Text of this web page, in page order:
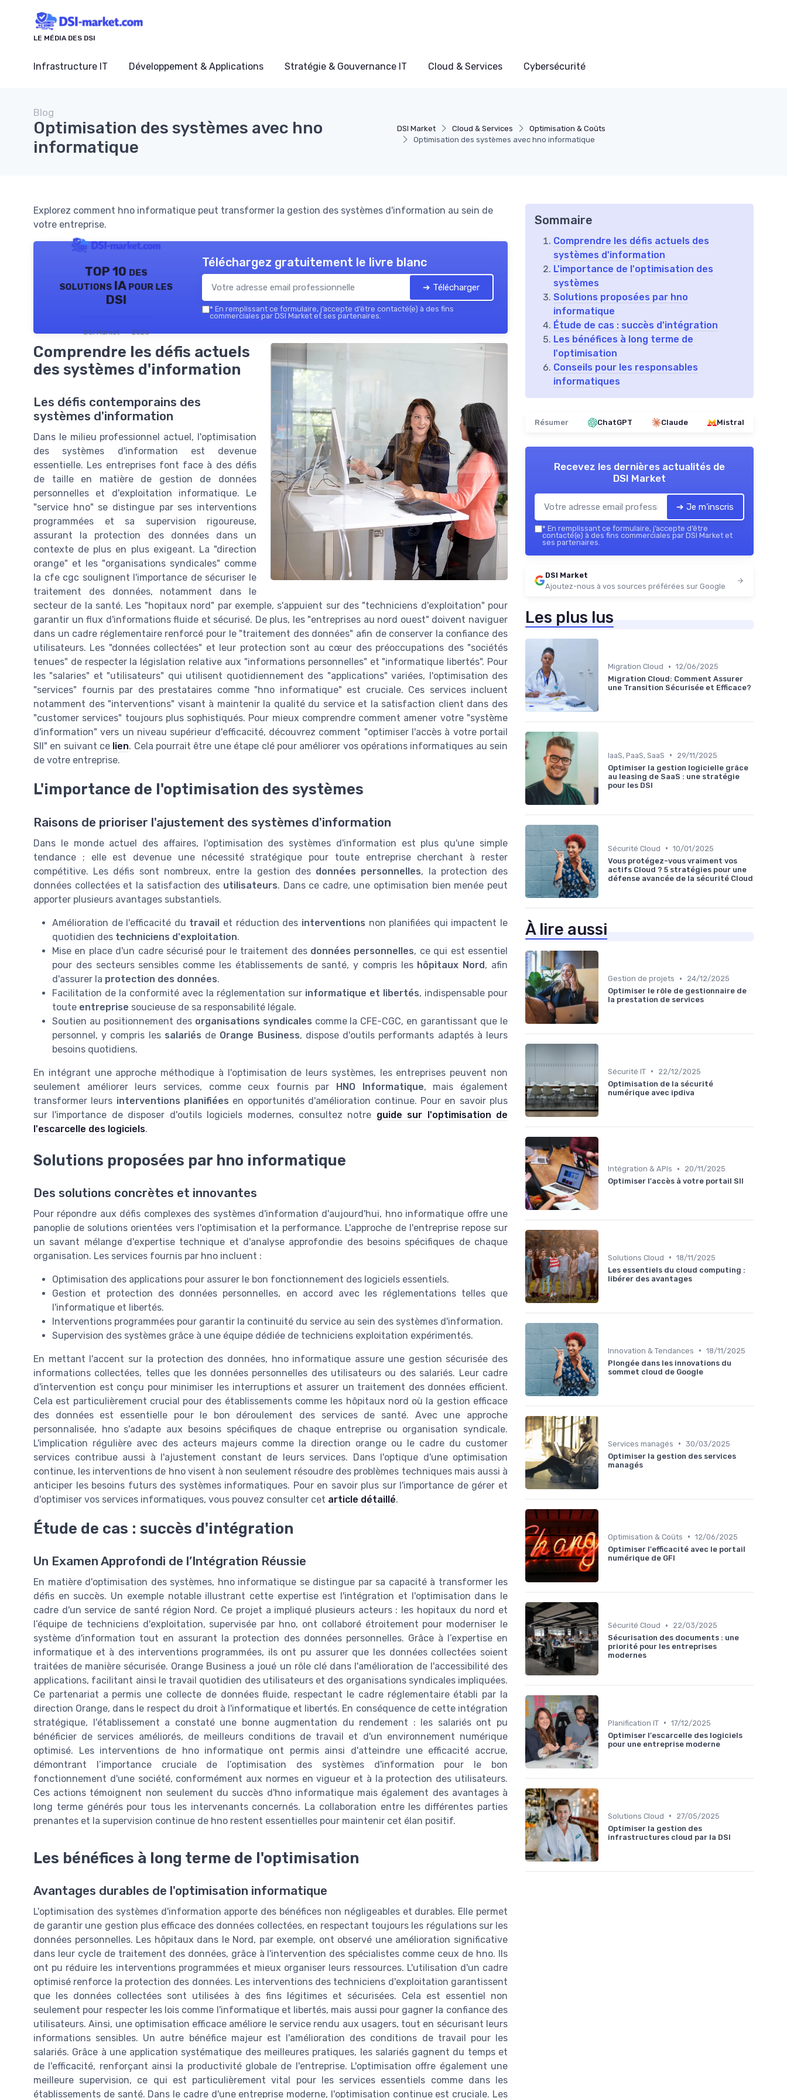
LE MÉDIA DES DSI
Infrastructure IT Développement & Applications Stratégie & Gouvernance IT Cloud & Services Cybersécurité
DSI Market Cloud & Services
Optimisation & Coûts
Optimisation des systèmes avec hno informatique
Blog
Optimisation des systèmes avec hno
informatique
Explorez comment hno informatique peut transformer la gestion des systèmes d'information au sein de
votre entreprise.
TOP 10 des
solutions IA pour les
DSI
DSI Market — 2026
Téléchargez gratuitement le livre blanc
➔ Télécharger
* En remplissant ce formulaire, j’accepte d’être contacté(e) à des fins
commerciales par DSI Market et ses partenaires.
Comprendre les défis actuels
des systèmes d'information
Les défis contemporains des
systèmes d'information
Dans le milieu professionnel actuel, l'optimisation
des systèmes d'information est devenue
essentielle. Les entreprises font face à des défis
de taille en matière de gestion de données
personnelles et d'exploitation informatique. Le
"service hno" se distingue par ses interventions
programmées et sa supervision rigoureuse,
assurant la protection des données dans un
contexte de plus en plus exigeant. La "direction
orange" et les "organisations syndicales" comme
la cfe cgc soulignent l'importance de sécuriser le
traitement des données, notamment dans le
secteur de la santé. Les "hopitaux nord" par exemple, s'appuient sur des "techniciens d'exploitation" pour
garantir un flux d'informations fluide et sécurisé. De plus, les "entreprises au nord ouest" doivent naviguer
dans un cadre réglementaire renforcé pour le "traitement des données" afin de conserver la confiance des
utilisateurs. Les "données collectées" et leur protection sont au cœur des préoccupations des "sociétés
tenues" de respecter la législation relative aux "informations personnelles" et "informatique libertés". Pour
les "salaries" et "utilisateurs" qui utilisent quotidiennement des "applications" variées, l'optimisation des
"services" fournis par des prestataires comme "hno informatique" est cruciale. Ces services incluent
notamment des "interventions" visant à maintenir la qualité du service et la satisfaction client dans des
"customer services" toujours plus sophistiqués. Pour mieux comprendre comment amener votre "système
d'information" vers un niveau supérieur d'efficacité, découvrez comment "optimiser l'accès à votre portail
SII" en suivant ce lien. Cela pourrait être une étape clé pour améliorer vos opérations informatiques au sein
de votre entreprise.
L'importance de l'optimisation des systèmes
Raisons de prioriser l'ajustement des systèmes d'information
Dans le monde actuel des affaires, l'optimisation des systèmes d'information est plus qu'une simple
tendance ; elle est devenue une nécessité stratégique pour toute entreprise cherchant à rester
compétitive. Les défis sont nombreux, entre la gestion des données personnelles, la protection des
données collectées et la satisfaction des utilisateurs. Dans ce cadre, une optimisation bien menée peut
apporter plusieurs avantages substantiels.
Amélioration de l'efficacité du travail et réduction des interventions non planifiées qui impactent le
quotidien des techniciens d'exploitation.
Mise en place d'un cadre sécurisé pour le traitement des données personnelles, ce qui est essentiel
pour des secteurs sensibles comme les établissements de santé, y compris les hôpitaux Nord, afin
d'assurer la protection des données.
Facilitation de la conformité avec la réglementation sur informatique et libertés, indispensable pour
toute entreprise soucieuse de sa responsabilité légale.
Soutien au positionnement des organisations syndicales comme la CFE-CGC, en garantissant que le
personnel, y compris les salariés de Orange Business, dispose d'outils performants adaptés à leurs
besoins quotidiens.
En intégrant une approche méthodique à l'optimisation de leurs systèmes, les entreprises peuvent non
seulement améliorer leurs services, comme ceux fournis par HNO Informatique, mais également
transformer leurs interventions planifiées en opportunités d'amélioration continue. Pour en savoir plus
sur l'importance de disposer d'outils logiciels modernes, consultez notre guide sur l'optimisation de
l'escarcelle des logiciels.
Solutions proposées par hno informatique
Des solutions concrètes et innovantes
Pour répondre aux défis complexes des systèmes d'information d'aujourd'hui, hno informatique offre une
panoplie de solutions orientées vers l'optimisation et la performance. L'approche de l'entreprise repose sur
un savant mélange d'expertise technique et d'analyse approfondie des besoins spécifiques de chaque
organisation. Les services fournis par hno incluent :
Optimisation des applications pour assurer le bon fonctionnement des logiciels essentiels.
Gestion et protection des données personnelles, en accord avec les réglementations telles que
l'informatique et libertés.
Interventions programmées pour garantir la continuité du service au sein des systèmes d'information.
Supervision des systèmes grâce à une équipe dédiée de techniciens exploitation expérimentés.
En mettant l'accent sur la protection des données, hno informatique assure une gestion sécurisée des
informations collectées, telles que les données personnelles des utilisateurs ou des salariés. Leur cadre
d'intervention est conçu pour minimiser les interruptions et assurer un traitement des données efficient.
Cela est particulièrement crucial pour des établissements comme les hôpitaux nord où la gestion efficace
des données est essentielle pour le bon déroulement des services de santé. Avec une approche
personnalisée, hno s'adapte aux besoins spécifiques de chaque entreprise ou organisation syndicale.
L'implication régulière avec des acteurs majeurs comme la direction orange ou le cadre du customer
services contribue aussi à l'ajustement constant de leurs services. Dans l'optique d'une optimisation
continue, les interventions de hno visent à non seulement résoudre des problèmes techniques mais aussi à
anticiper les besoins futurs des systèmes informatiques. Pour en savoir plus sur l'importance de gérer et
d'optimiser vos services informatiques, vous pouvez consulter cet article détaillé.
Étude de cas : succès d'intégration
Un Examen Approfondi de l’Intégration Réussie
En matière d'optimisation des systèmes, hno informatique se distingue par sa capacité à transformer les
défis en succès. Un exemple notable illustrant cette expertise est l'intégration et l'optimisation dans le
cadre d'un service de santé région Nord. Ce projet a impliqué plusieurs acteurs : les hopitaux du nord et
l’équipe de techniciens d'exploitation, supervisée par hno, ont collaboré étroitement pour moderniser le
système d'information tout en assurant la protection des données personnelles. Grâce à l’expertise en
informatique et à des interventions programmées, ils ont pu assurer que les données collectées soient
traitées de manière sécurisée. Orange Business a joué un rôle clé dans l'amélioration de l'accessibilité des
applications, facilitant ainsi le travail quotidien des utilisateurs et des organisations syndicales impliquées.
Ce partenariat a permis une collecte de données fluide, respectant le cadre réglementaire établi par la
direction Orange, dans le respect du droit à l'informatique et libertés. En conséquence de cette intégration
stratégique, l'établissement a constaté une bonne augmentation du rendement : les salariés ont pu
bénéficier de services améliorés, de meilleurs conditions de travail et d'un environnement numérique
optimisé. Les interventions de hno informatique ont permis ainsi d'atteindre une efficacité accrue,
démontrant l’importance cruciale de l’optimisation des systèmes d'information pour le bon
fonctionnement d'une société, conformément aux normes en vigueur et à la protection des utilisateurs.
Ces actions témoignent non seulement du succès d'hno informatique mais également des avantages à
long terme générés pour tous les intervenants concernés. La collaboration entre les différentes parties
prenantes et la supervision continue de hno restent essentielles pour maintenir cet élan positif.
Les bénéfices à long terme de l'optimisation
Avantages durables de l'optimisation informatique
L'optimisation des systèmes d'information apporte des bénéfices non négligeables et durables. Elle permet
de garantir une gestion plus efficace des données collectées, en respectant toujours les régulations sur les
données personnelles. Les hôpitaux dans le Nord, par exemple, ont observé une amélioration significative
dans leur cycle de traitement des données, grâce à l'intervention des spécialistes comme ceux de hno. Ils
ont pu réduire les interventions programmées et mieux organiser leurs ressources. L'utilisation d'un cadre
optimisé renforce la protection des données. Les interventions des techniciens d'exploitation garantissent
que les données collectées sont utilisées à des fins légitimes et sécurisées. Cela est essentiel non
seulement pour respecter les lois comme l'informatique et libertés, mais aussi pour gagner la confiance des
utilisateurs. Ainsi, une optimisation efficace améliore le service rendu aux usagers, tout en sécurisant leurs
informations sensibles. Un autre bénéfice majeur est l'amélioration des conditions de travail pour les
salariés. Grâce à une application systématique des meilleures pratiques, les salariés gagnent du temps et
de l'efficacité, renforçant ainsi la productivité globale de l'entreprise. L'optimisation offre également une
meilleure supervision, ce qui est particulièrement vital pour les services essentiels comme dans les
établissements de santé. Dans le cadre d'une entreprise moderne, l'optimisation continue est cruciale. Les
Sommaire
Comprendre les défis actuels des
systèmes d'information
L'importance de l'optimisation des
systèmes
Solutions proposées par hno
informatique
Étude de cas : succès d'intégration
Les bénéfices à long terme de
l'optimisation
Conseils pour les responsables
informatiques
Résumer ChatGPT Claude Mistral
Recevez les dernières actualités de
DSI Market
➔ Je m'inscris
* En remplissant ce formulaire, j’accepte d’être
contacté(e) à des fins commerciales par DSI Market et
ses partenaires.
DSI Market
Ajoutez-nous à vos sources préférées sur Google
Les plus lus
Migration Cloud • 12/06/2025
Migration Cloud: Comment Assurer
une Transition Sécurisée et Efficace?
IaaS, PaaS, SaaS •
29/11/2025
Optimiser la gestion logicielle grâce
au leasing de SaaS : une stratégie
pour les DSI
Sécurité Cloud • 10/01/2025
Vous protégez-vous vraiment vos
actifs Cloud ? 5 stratégies pour une
défense avancée de la sécurité Cloud
À lire aussi
Gestion de projets •
24/12/2025
Optimiser le rôle de gestionnaire de
la prestation de services
Sécurité IT •
22/12/2025
Optimisation de la sécurité
numérique avec ipdiva
Intégration & APIs •
20/11/2025
Optimiser l'accès à votre portail SII
Solutions Cloud • 18/11/2025
Les essentiels du cloud computing :
libérer des avantages
Innovation & Tendances • 18/11/2025
Plongée dans les innovations du
sommet cloud de Google
Services managés • 30/03/2025
Optimiser la gestion des services
managés
Optimisation & Coûts • 12/06/2025
Optimiser l'efficacité avec le portail
numérique de GFI
Sécurité Cloud •
22/03/2025
Sécurisation des documents : une
priorité pour les entreprises
modernes
Planification IT • 17/12/2025
Optimiser l'escarcelle des logiciels
pour une entreprise moderne
Solutions Cloud •
27/05/2025
Optimiser la gestion des
infrastructures cloud par la DSI